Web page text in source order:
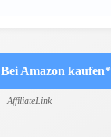
Bei Amazon kaufen*
AffiliateLink